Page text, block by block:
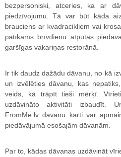
bezpersoniski, atceries, ka ar
piedzīvojumu. Tā var būt kāda
brauciens ar kvadracikliem vai
patīkams brīvdienu atpūtas
garšīgas vakariņas restorānā.
Ir tik daudz dažādu dāvanu, no kā
un izvēlēties dāvanu, kas
veids, kā trāpīt tieši mērķī.
uzdāvināto aktivitāti izbaudīt.
FromMe.lv dāvanu karti var
piedāvājumā esošajām dāvanām.
Par to, kādas dāvanas uzdāvināt